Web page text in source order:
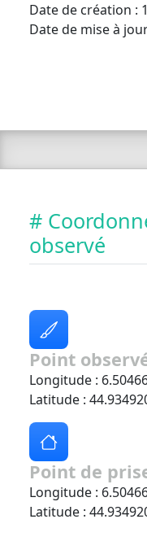
Date de création :
Date de mise à
#
observé
Point
Longitude :
Latitude :
Point de
Longitude :
Latitude :